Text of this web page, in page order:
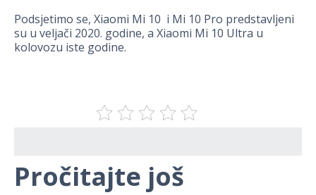
Podsjetimo se, Xiaomi Mi 10 i Mi 10 Pro predstavljeni
su u veljači 2020. godine, a Xiaomi Mi 10 Ultra u
kolovozu iste godine.
Pročitajte još